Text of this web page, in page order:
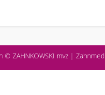
© ZAHNKOWSKI mvz |